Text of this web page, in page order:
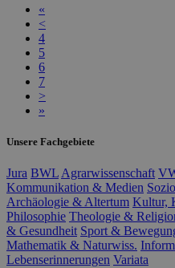
«
<
4
5
6
7
>
»
Unsere Fachgebiete
Jura BWL Agrarwissenschaft
Kommunikation & Medien
Archäologie & Altertum Kultur,
Philosophie Theologie &
& Gesundheit Sport &
Mathematik & Naturwiss.
Lebenserinnerungen Variata